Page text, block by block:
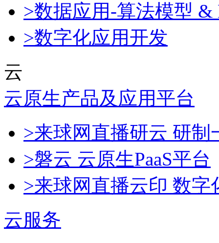
>数据应用-算法模型 &
>数字化应用开发
云
云原生产品及应用平台
>来球网直播研云 研
>磐云 云原生PaaS平台
>来球网直播云印 数字
云服务